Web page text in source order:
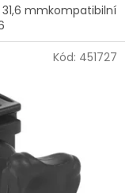
mmkompatibilní
Kód: 451727